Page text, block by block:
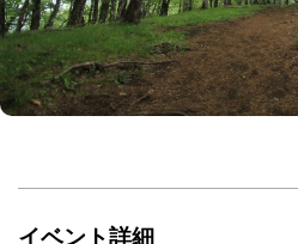
イベント詳細